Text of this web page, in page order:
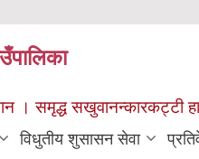
। समृद्ध सखुवानन्कारकट्टी
विधुतीय शुसासन सेवा